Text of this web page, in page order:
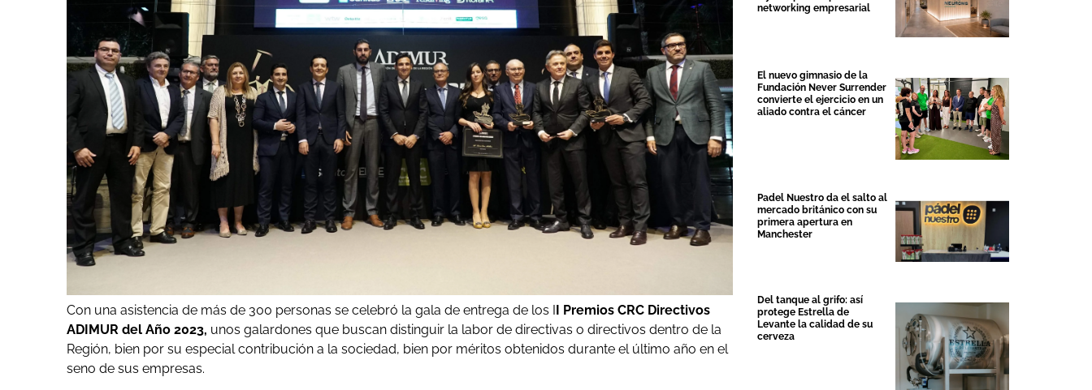
Con una asistencia de más de 300 personas se celebró la gala de entrega de los I
I Premios CRC Directivos
ADIMUR del Año 2023, unos galardones que buscan distinguir la labor de directivas o directivos dentro de la
Región, bien por su especial contribución a la sociedad, bien por méritos obtenidos durante el último año en el
seno de sus empresas.
networking empresarial
El nuevo gimnasio de la
Fundación Never Surrender
convierte el ejercicio en un
aliado contra el cáncer
Padel Nuestro da el salto al
mercado británico con su
primera apertura en
Manchester
Del tanque al grifo: así
protege Estrella de
Levante la calidad de su
cerveza